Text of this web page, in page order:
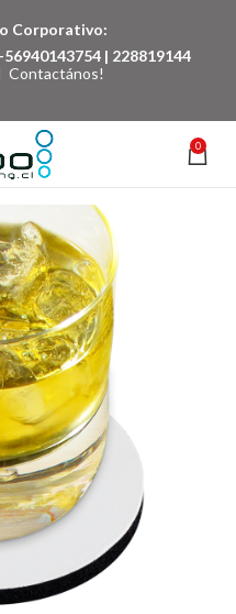
Corporativo:
| 228819144
Contactános!
0